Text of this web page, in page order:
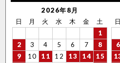
2026年8月
日
月 火 水 木 金
土
1
2
3 4 5 6 7
8
9
10 11 12 13 14
15
日
6